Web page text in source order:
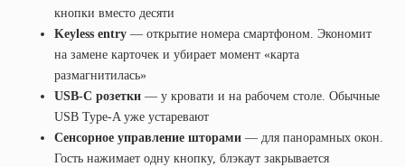
кнопки вместо десяти
Keyless entry — открытие номера смартфоном. Экономит
на замене карточек и убирает момент «карта
размагнитилась»
USB-C розетки — у кровати и на рабочем столе. Обычные
USB Type-A уже устаревают
Сенсорное управление шторами — для панорамных окон.
Гость нажимает одну кнопку, блэкаут закрывается